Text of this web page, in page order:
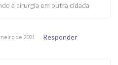
a cirurgia em outra cidada
de 2021 Responder